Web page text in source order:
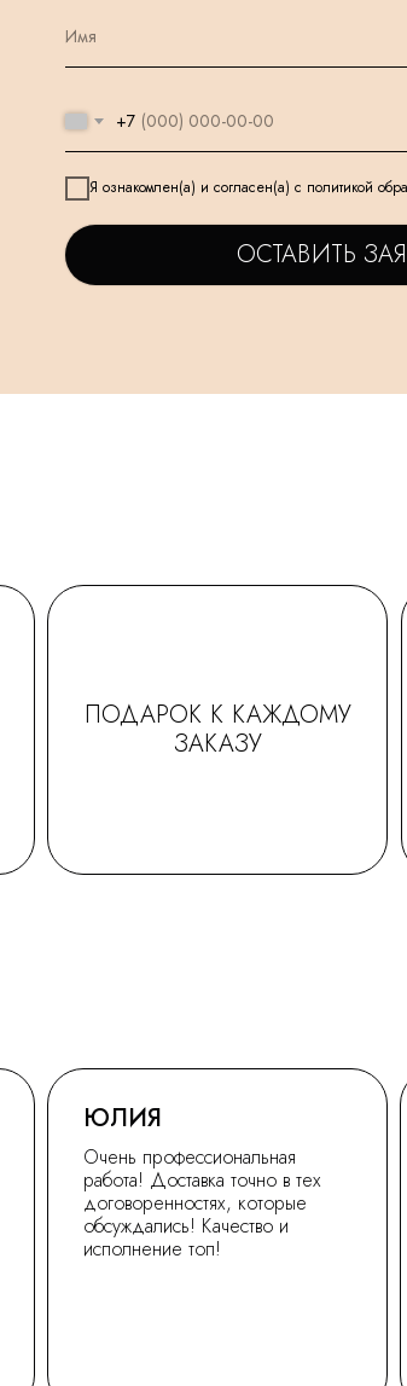
+7
Я ознакомлен(а) и согласен(а) с политикой
ОСТАВИТЬ
ПОДАРОК К КАЖДОМУ
ЗАКАЗУ
ЮЛИЯ
Очень профессиональная
работа! Доставка точно в тех
договоренностях, которые
обсуждались! Качество и
исполнение топ!